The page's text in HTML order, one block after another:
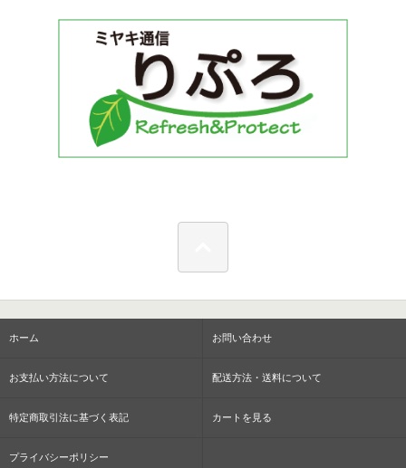
ホーム お問い合わせ
お支払い方法について 配送方法・送料について
特定商取引法に基づく表記 カートを見る
プライバシーポリシー